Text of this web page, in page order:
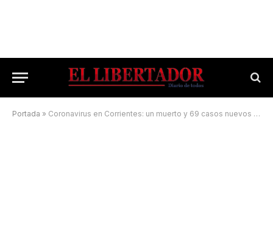
Portada » Coronavirus en Corrientes: un muerto y 69 casos nuevos en las últimas 24 horas